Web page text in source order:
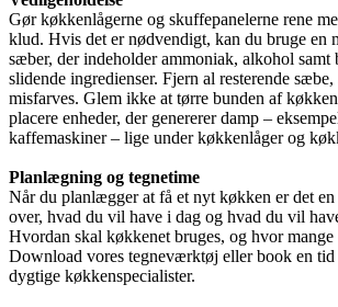
Gør køkkenlågerne og skuffepanelerne rene
klud. Hvis det er nødvendigt, kan du bruge en
sæber, der indeholder ammoniak, alkohol samt
slidende ingredienser. Fjern al resterende
misfarves. Glem ikke at tørre bunden af
placere enheder, der genererer damp –
kaffemaskiner – lige under køkkenlåger og
Planlægning og tegnetime
Når du planlægger at få et nyt køkken er det
over, hvad du vil have i dag og hvad du vil
Hvordan skal køkkenet bruges, og hvor mange
Download vores tegneværktøj eller book en tid
dygtige køkkenspecialister.